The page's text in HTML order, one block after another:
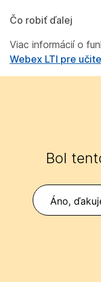
Čo robiť ďalej
Viac informácií o
Webex LTI pre
Bol
Áno,